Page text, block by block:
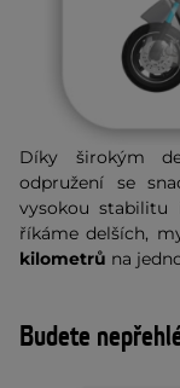
Díky širokým
odpružení se
vysokou
říkáme delších,
kilometrů na
Budete